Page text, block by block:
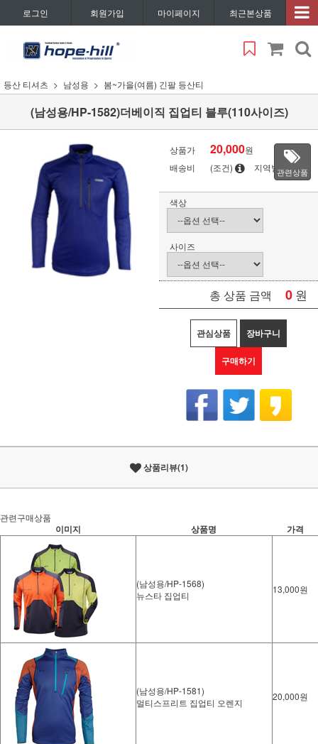
로그인 회원가입 마이페이지 최근본상품
등산 티셔츠 남성용 봄~가을(여름) 긴팔 등산티
(남성용/HP-1582)더베이직 집업티 블루(110사이즈)
상품가 20,000원
배송비
(조건) 지역별관련상품
색상
사이즈
총 상품 금액 0 원
관심상품 장바구니
구매하기
상품리뷰(1)
관련구매상품
이미지 상품명 가격
(남성용/HP-1568)
뉴스타 집업티
13,000원
(남성용/HP-1581)
멀티스프리트 집업티 오렌지
20,000원